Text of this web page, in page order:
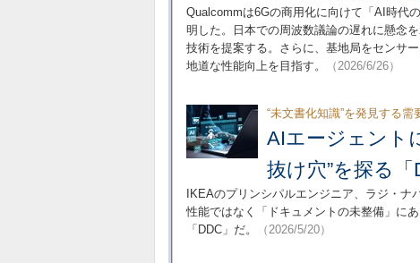
Qualcommは6Gの商用化に向けて「AI時代
明した。日本での周波数議論の遅れに懸念
技術を提案する。さらに、基地局をセンサ
地道な性能向上を目指す。
（2026/6/26）
“未文書化知識”を発見する需
AIエージェント
抜け穴”を探る
IKEAのプリンシパルエンジニア、ラジ・
性能ではなく「ドキュメントの未整備」に
「DDC」だ。
（2026/5/20）